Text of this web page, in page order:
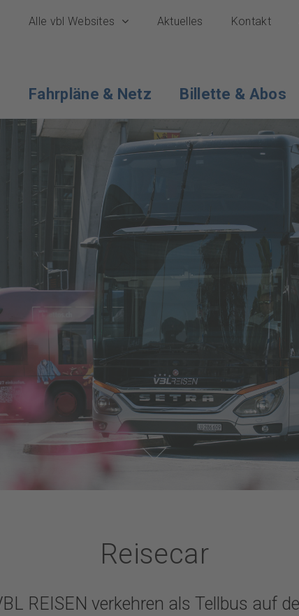
Alle vbl Websites Aktuelles Kontakt
Fahrpläne & Netz Billette & Abos
Reisecar
REISEN verkehren als Tellbus auf